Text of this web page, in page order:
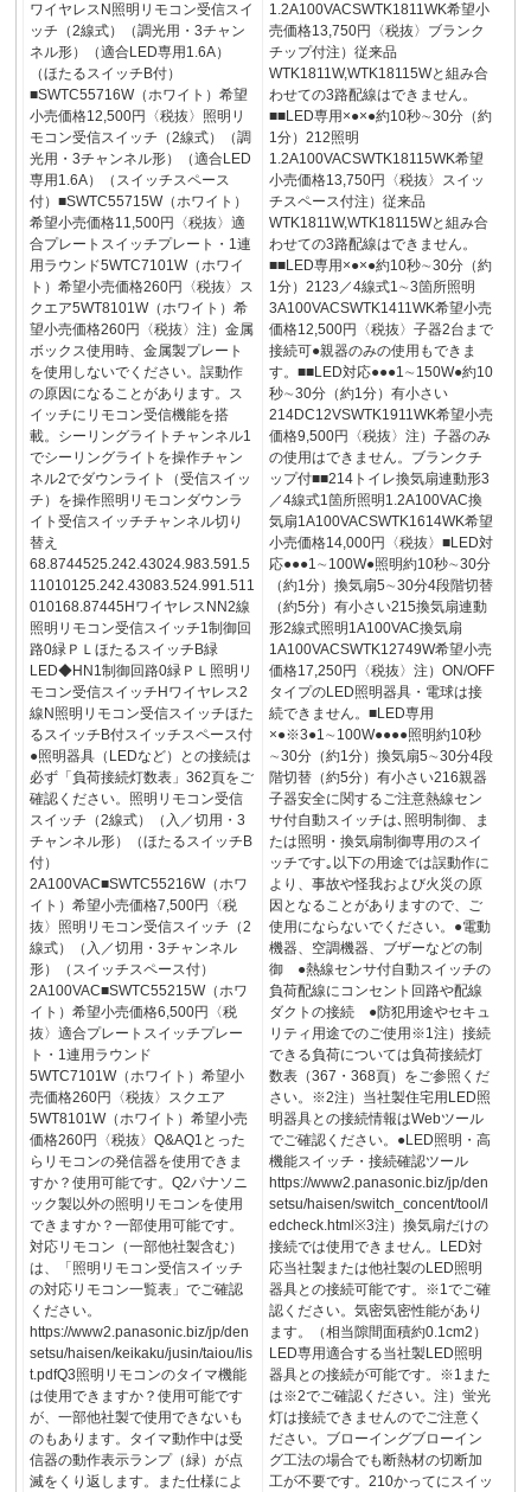
ワイヤレスN照明リモコン受信スイ
ッチ（2線式）（調光用・3チャン
ネル形）（適合LED専用1.6A）
（ほたるスイッチB付）
■SWTC55716W（ホワイト）希望
小売価格12,500円〈税抜〉照明リ
モコン受信スイッチ（2線式）（調
光用・3チャンネル形）（適合LED
専用1.6A）（スイッチスペース
付）■SWTC55715W（ホワイト）
希望小売価格11,500円〈税抜〉適
合プレートスイッチプレート・1連
用ラウンド5WTC7101W（ホワイ
ト）希望小売価格260円〈税抜〉ス
クエア5WT8101W（ホワイト）希
望小売価格260円〈税抜〉注）金属
ボックス使用時、金属製プレート
を使用しないでください。誤動作
の原因になることがあります。ス
イッチにリモコン受信機能を搭
載。シーリングライトチャンネル1
でシーリングライトを操作チャン
ネル2でダウンライト（受信スイッ
チ）を操作照明リモコンダウンラ
イト受信スイッチチャンネル切り
替え
68.8744525.242.43024.983.591.5
11010125.242.43083.524.991.511
010168.87445HワイヤレスNN2線
照明リモコン受信スイッチ1制御回
路0緑ＰＬほたるスイッチB緑
LED◆HN1制御回路0緑ＰＬ照明リ
モコン受信スイッチHワイヤレス2
線N照明リモコン受信スイッチほた
るスイッチB付スイッチスペース付
●照明器具（LEDなど）との接続は
必ず「負荷接続灯数表」362頁をご
確認ください。照明リモコン受信
スイッチ（2線式）（入／切用・3
チャンネル形）（ほたるスイッチB
付）
2A100VAC■SWTC55216W（ホワ
イト）希望小売価格7,500円〈税
抜〉照明リモコン受信スイッチ（2
線式）（入／切用・3チャンネル
形）（スイッチスペース付）
2A100VAC■SWTC55215W（ホワ
イト）希望小売価格6,500円〈税
抜〉適合プレートスイッチプレー
ト・1連用ラウンド
5WTC7101W（ホワイト）希望小
売価格260円〈税抜〉スクエア
5WT8101W（ホワイト）希望小売
価格260円〈税抜〉Q&AQ1とった
らリモコンの発信器を使用できま
すか？使用可能です。Q2パナソニ
ック製以外の照明リモコンを使用
できますか？一部使用可能です。
対応リモコン（一部他社製含む）
は、「照明リモコン受信スイッチ
の対応リモコン一覧表」でご確認
ください。
https://www2.panasonic.biz/jp/den
setsu/haisen/keikaku/jusin/taiou/lis
t.pdfQ3照明リモコンのタイマ機能
は使用できますか？使用可能です
が、一部他社製で使用できないも
のもあります。タイマ動作中は受
信器の動作表示ランプ（緑）が点
滅をくり返します。また仕様によ
1.2A100VACSWTK1811WK希望小
売価格13,750円〈税抜〉ブランク
チップ付注）従来品
WTK1811W,WTK18115Wと組み合
わせての3路配線はできません。
■■LED専用×●×●約10秒∼30分（約
1分）212照明
1.2A100VACSWTK18115WK希望
小売価格13,750円〈税抜〉スイッ
チスペース付注）従来品
WTK1811W,WTK18115Wと組み合
わせての3路配線はできません。
■■LED専用×●×●約10秒∼30分（約
1分）2123／4線式1∼3箇所照明
3A100VACSWTK1411WK希望小売
価格12,500円〈税抜〉子器2台まで
接続可●親器のみの使用もできま
す。■■LED対応●●●1∼150W●約10
秒∼30分（約1分）有小さい
214DC12VSWTK1911WK希望小売
価格9,500円〈税抜〉注）子器のみ
の使用はできません。ブランクチ
ップ付■■214トイレ換気扇連動形3
／4線式1箇所照明1.2A100VAC換
気扇1A100VACSWTK1614WK希望
小売価格14,000円〈税抜〉■LED対
応●●●1∼100W●照明約10秒∼30分
（約1分）換気扇5∼30分4段階切替
（約5分）有小さい215換気扇連動
形2線式照明1A100VAC換気扇
1A100VACSWTK12749W希望小売
価格17,250円〈税抜〉注）ON/OFF
タイプのLED照明器具・電球は接
続できません。■LED専用
×●※3●1∼100W●●●●照明約10秒
∼30分（約1分）換気扇5∼30分4段
階切替（約5分）有小さい216親器
子器安全に関するご注意熱線セン
サ付自動スイッチは､照明制御、ま
たは照明・換気扇制御専用のスイ
ッチです｡以下の用途では誤動作に
より、事故や怪我および火災の原
因となることがありますので、ご
使用にならないでください。●電動
機器、空調機器、ブザーなどの制
御 ●熱線センサ付自動スイッチの
負荷配線にコンセント回路や配線
ダクトの接続 ●防犯用途やセキュ
リティ用途でのご使用※1注）接続
できる負荷については負荷接続灯
数表（367・368頁）をご参照くだ
さい。※2注）当社製住宅用LED照
明器具との接続情報はWebツール
でご確認ください。●LED照明・高
機能スイッチ・接続確認ツール
https://www2.panasonic.biz/jp/den
setsu/haisen/switch_concent/tool/l
edcheck.html※3注）換気扇だけの
接続では使用できません。LED対
応当社製または他社製のLED照明
器具との接続可能です。※1でご確
認ください。気密気密性能があり
ます。（相当隙間面積約0.1cm2）
LED専用適合する当社製LED照明
器具との接続が可能です。※1また
は※2でご確認ください。注）蛍光
灯は接続できませんのでご注意く
ださい。ブローイングブローイン
グ工法の場合でも断熱材の切断加
工が不要です。210かってにスイッ